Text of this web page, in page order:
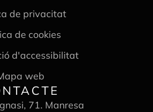
de privacitat
de cookies
d'accessibilitat
web
71. Manresa